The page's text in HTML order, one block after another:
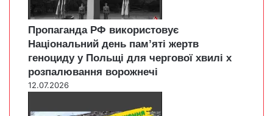
Пропаганда РФ використовує
Національний день пам’яті жертв
геноциду у Польщі для чергової хвилі х
розпалювання ворожнечі
12.07.2026